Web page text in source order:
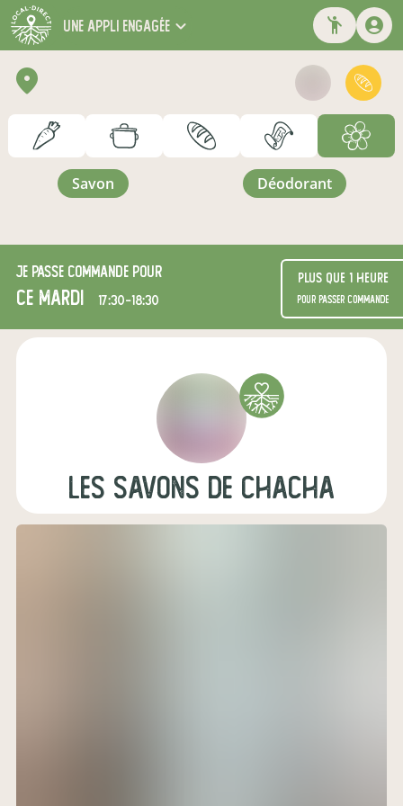
une appli engagée
savon déodorant
Je passe commande pour
ce mardi 17:30-18:30
Plus que 1 heure
pour passer commande
les Savons de ChaCha